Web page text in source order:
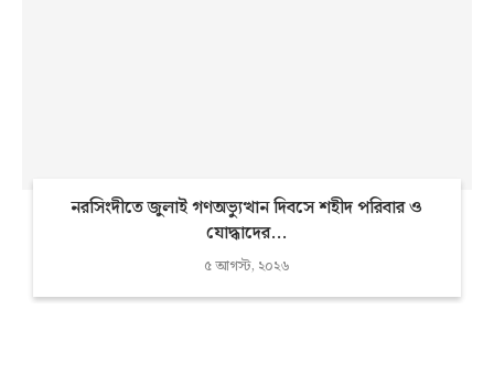
নরসিংদীতে জুলাই গণঅভ্যুত্থান দিবসে শহীদ পরিবার ও
যোদ্ধাদের...
৫ আগস্ট, ২০২৬